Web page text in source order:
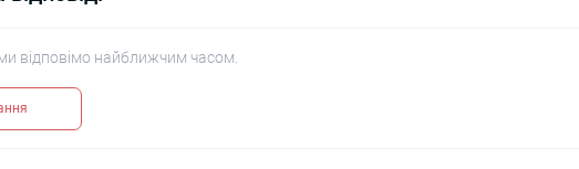
відповімо найближчим часом.